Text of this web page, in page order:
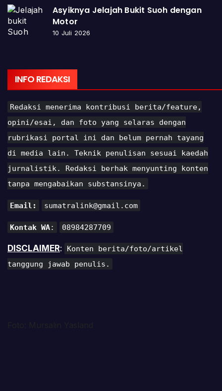
Asyiknya Jelajah Bukit Suoh dengan
Motor
10 Juli 2026
INFO REDAKSI
Redaksi menerima kontribusi berita/feature,
opini/esai, dan foto yang selaras dengan
rubrikasi portal ini dan belum pernah tayang
di media lain. Teknik penulisan sesuai kaedah
jurnalistik. Redaksi berhak menyunting konten
tanpa mengabaikan substansinya.
Email: sumatralink@gmail.com
Kontak WA: 08984287709
DISCLAIMER:
Konten berita/foto/artikel
tanggung jawab penulis.